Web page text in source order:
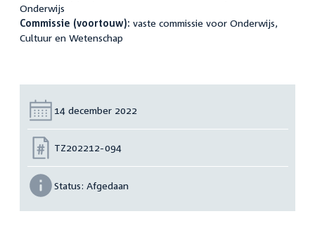
Onderwijs
Commissie (voortouw): vaste commissie voor Onderwijs,
Cultuur en Wetenschap
Datum:
14 december 2022
Nummer:
TZ202212-094
Status: Afgedaan